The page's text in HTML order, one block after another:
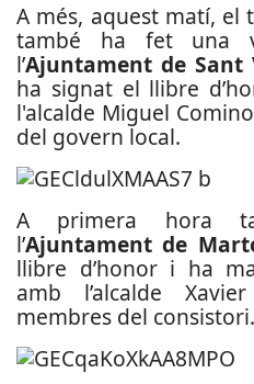
A més, aquest matí, el
també ha fet una
l’Ajuntament de Sant
ha signat el llibre
l'alcalde Miguel
del govern local.
A primera hora
l’Ajuntament de
llibre d’honor i ha
amb l’alcalde
membres del consistori.